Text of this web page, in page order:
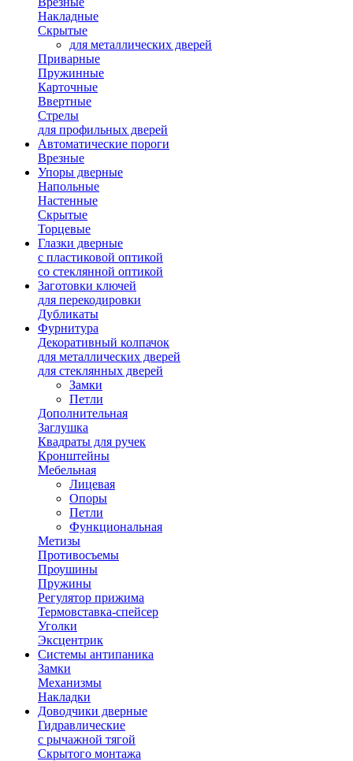
Накладные
Скрытые
для металлических дверей
Приварные
Пружинные
Карточные
Ввертные
Стрелы
для профильных дверей
Автоматические пороги
Врезные
Упоры дверные
Напольные
Настенные
Скрытые
Торцевые
Глазки дверные
с пластиковой оптикой
со стеклянной оптикой
Заготовки ключей
для перекодировки
Дубликаты
Фурнитура
Декоративный колпачок
для металлических дверей
для стеклянных дверей
Замки
Петли
Дополнительная
Заглушка
Квадраты для ручек
Кронштейны
Мебельная
Лицевая
Опоры
Петли
Функциональная
Метизы
Противосъемы
Проушины
Пружины
Регулятор прижима
Термовставка-спейсер
Уголки
Эксцентрик
Системы антипаника
Замки
Механизмы
Накладки
Доводчики дверные
Гидравлические
с рычажной тягой
Скрытого монтажа